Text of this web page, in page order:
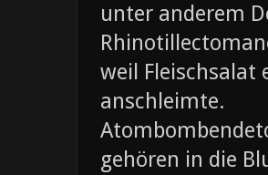
unter anderem
weil Fleischsalat
anschleimte.
gehören in die